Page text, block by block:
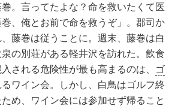
。言ってたよな？命を救いたくて医
、俺とお前で命を救うぞ」。郡司か
藤巻は従うことに。週末、藤巻は白
の別荘がある軽井沢を訪れた。飲食
される危険性が最も高まるのは、
ゴ
ワイン会。しかし、白鳥はゴルフ終
め、ワイン会には参加せず帰ること